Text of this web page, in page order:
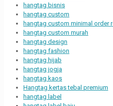
hangtag bisnis
hangtag custom
hangtag custom minimal order
hangtag custom murah
hangtag design
hangtag fashion
hangtag hijab
hangtag jogja
hangtag kaos
Hangtag kertas tebal premium
hangtag label